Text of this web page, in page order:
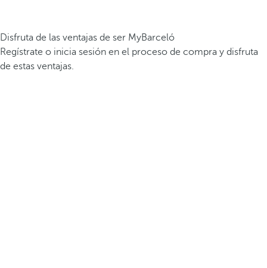
Disfruta de las ventajas de ser MyBarceló
Regístrate o inicia sesión en el proceso de compra y disfruta
de estas ventajas.